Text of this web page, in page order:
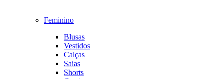
Feminino
Blusas
Vestidos
Calças
Saias
Shorts